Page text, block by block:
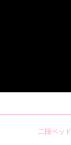
二段ベッ